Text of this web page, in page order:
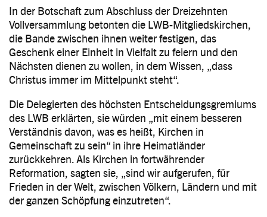
In der Botschaft zum Abschluss der Dreizehnten
Vollversammlung betonten die LWB-Mitgliedskirchen,
die Bande zwischen ihnen weiter festigen, das
Geschenk einer Einheit in Vielfalt zu feiern und den
Nächsten dienen zu wollen, in dem Wissen, „dass
Christus immer im Mittelpunkt steht“.
Die Delegierten des höchsten Entscheidungsgremiums
des LWB erklärten, sie würden „mit einem besseren
Verständnis davon, was es heißt, Kirchen in
Gemeinschaft zu sein“ in ihre Heimatländer
zurückkehren. Als Kirchen in fortwährender
Reformation, sagten sie, „sind wir aufgerufen, für
Frieden in der Welt, zwischen Völkern, Ländern und mit
der ganzen Schöpfung einzutreten“.